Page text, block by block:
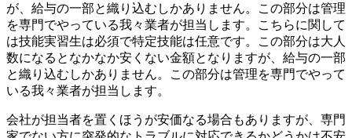
が、給与の一部と織り込むしかありません。この部分は管理
を専門でやっている我々業者が担当します。こちらに関して
は技能実習生は必須で特定技能は任意です。この部分は大人
数になるとなかなか安くない金額となりますが、給与の一部
と織り込むしかありません。この部分は管理を専門でやって
いる我々業者が担当します。
会社が担当者を置くほうが安価なる場合もありますが、専門